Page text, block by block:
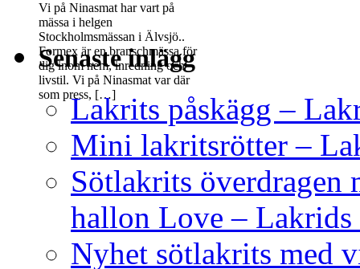
Vi på Ninasmat har vart på
mässa i helgen
Stockholmsmässan i Älvsjö..
Formex är en branschmässa för
dig inom hem, inredning och
livstil. Vi på Ninasmat var där
som press, […]
Senaste inlägg
Lakrits påskägg –
Mini lakritsrötter –
Sötlakrits överdragen
hallon Love –
Nyhet sötlakrits med